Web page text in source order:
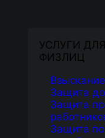
УСЛУГИ ДЛЯ
ФИЗЛИЦ
Защита
Защита
Защита по